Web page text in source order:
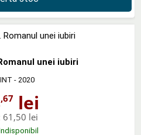
unei iubiri
- 2020
,67 lei
61,50 lei